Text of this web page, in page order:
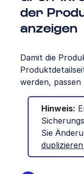
der
anzeigen
Damit die
werden,
Hinweis:
Sie